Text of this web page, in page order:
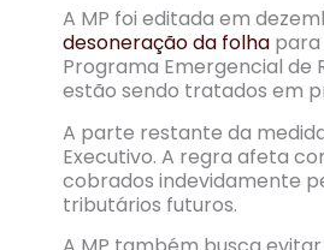
A MP foi editada em
desoneração da folha para
Programa Emergencial de
estão sendo tratados em
A parte restante da
Executivo. A regra afeta
cobrados indevidamente
tributários futuros.